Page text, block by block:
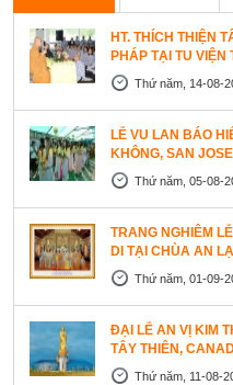
HT. THÍCH THIỆN
PHÁP TẠI TU
Thứ năm, 14-08-
LỄ VU LAN BÁO
KHÔNG, SAN
Thứ năm, 05-08-
TRANG NGHIÊM
DI TẠI CHÙA AN
Thứ năm, 01-09-
ĐẠI LỄ AN VỊ KIM
TÂY THIÊN,
Thứ năm, 11-08-